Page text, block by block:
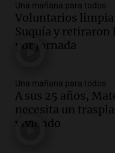
Audio.Mateo,
contra el
para poder
Episodios
Audio.
de julio será
en CABA
Una mañana para todos
Voluntarios
Suquía y retiraron
por jornada
Una mañana para todos
A sus 25 años,
necesita un
viviendo